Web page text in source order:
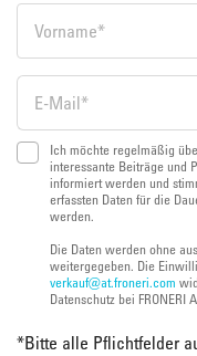
Ich möchte regelmäßig
interessante Beiträge und
informiert werden und
erfassten Daten für die
werden.
Die Daten werden ohne
weitergegeben. Die
verkauf@at.froneri.com
Datenschutz bei FRONERI
*Bitte alle Pflichtfelder